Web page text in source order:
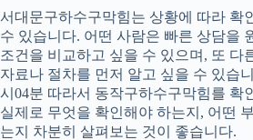
서대문구하수구막힘는 상황에 따라 확
수 있습니다. 어떤 사람은 빠른 상담을
조건을 비교하고 싶을 수 있으며, 또 다
자료나 절차를 먼저 알고 싶을 수 있습
시04분 따라서 동작구하수구막힘를 확
실제로 무엇을 확인해야 하는지, 어떤
는지 차분히 살펴보는 것이 좋습니다.